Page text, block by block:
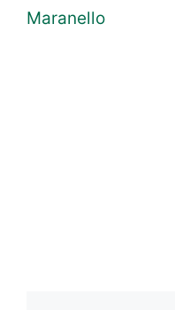
Maranello